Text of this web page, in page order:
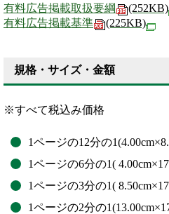
有料広告掲載取扱要綱
(252KB)
有料広告掲載基準
(225KB)
規格・サイズ・金額
※すべて税込み価格
1ページの12分の
1ページの6分の1(
1ページの3分の1(
1ページの2分の